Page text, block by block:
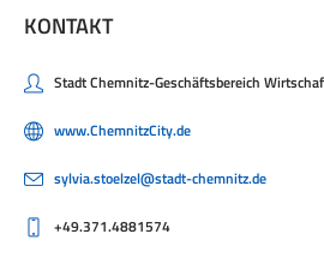
KONTAKT
Stadt Chemnitz-Geschäftsbereich
www.ChemnitzCity.de
sylvia.stoelzel@stadt-chemnitz.de
+49.371.4881574